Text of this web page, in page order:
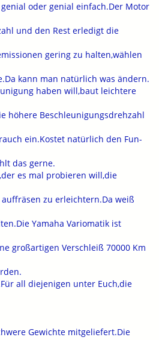
oder genial einfach.Der Motor
und den Rest erledigt die
gering zu halten,wählen
kann man natürlich was ändern.
haben will,baut leichtere
höhere Beschleunigungsdrehzahl
ein.Kostet natürlich den Fun-
das gerne.
es mal probieren will,die
zu erleichtern.Da weiß
Yamaha Variomatik ist
großartigen Verschleiß 70000 Km
all diejenigen unter Euch,die
Gewichte mitgeliefert.Die